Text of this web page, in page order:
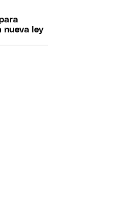
nueva ley